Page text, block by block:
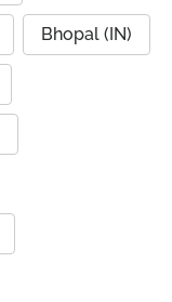
Bhopal (IN)